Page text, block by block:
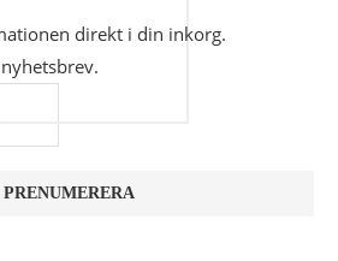
direkt i din inkorg.